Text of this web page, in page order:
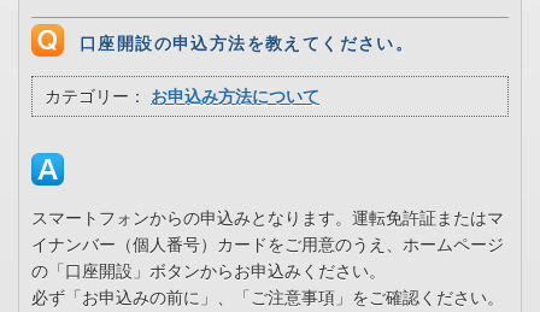
口座開設の申込方法を教えてください。
カテゴリー： お申込み方法について
スマートフォンからの申込みとなります。運転免許証またはマ
イナンバー（個人番号）カードをご用意のうえ、ホームページ
の「口座開設」ボタンからお申込みください。
必ず「お申込みの前に」、「ご注意事項」をご確認ください。